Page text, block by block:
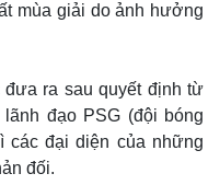
mùa giải do ảnh hưởng
ra sau quyết định từ
đạo PSG (đội bóng
các đại diện của những
đối.